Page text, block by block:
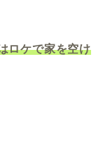
ロケで家を空け